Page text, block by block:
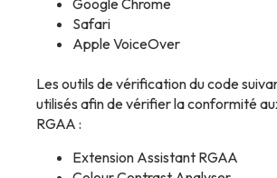
Google Chrome
Safari
Apple VoiceOver
Les outils de vérification du code
utilisés afin de vérifier la conformité
RGAA :
Extension Assistant RGAA